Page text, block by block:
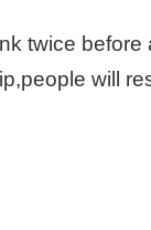
twice before
will